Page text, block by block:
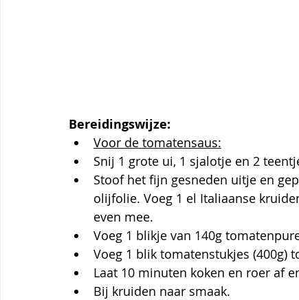
Bereidingswijze:
Voor de tomatensaus:
Snij 1 grote ui, 1 sjalotje en 2
Stoof het fijn gesneden uitje en
olijfolie. Voeg 1 el Italiaanse
even mee.
Voeg 1 blikje van 140g
Voeg 1 blik tomatenstukjes (400g)
Laat 10 minuten koken en roer af
Bij kruiden naar smaak.